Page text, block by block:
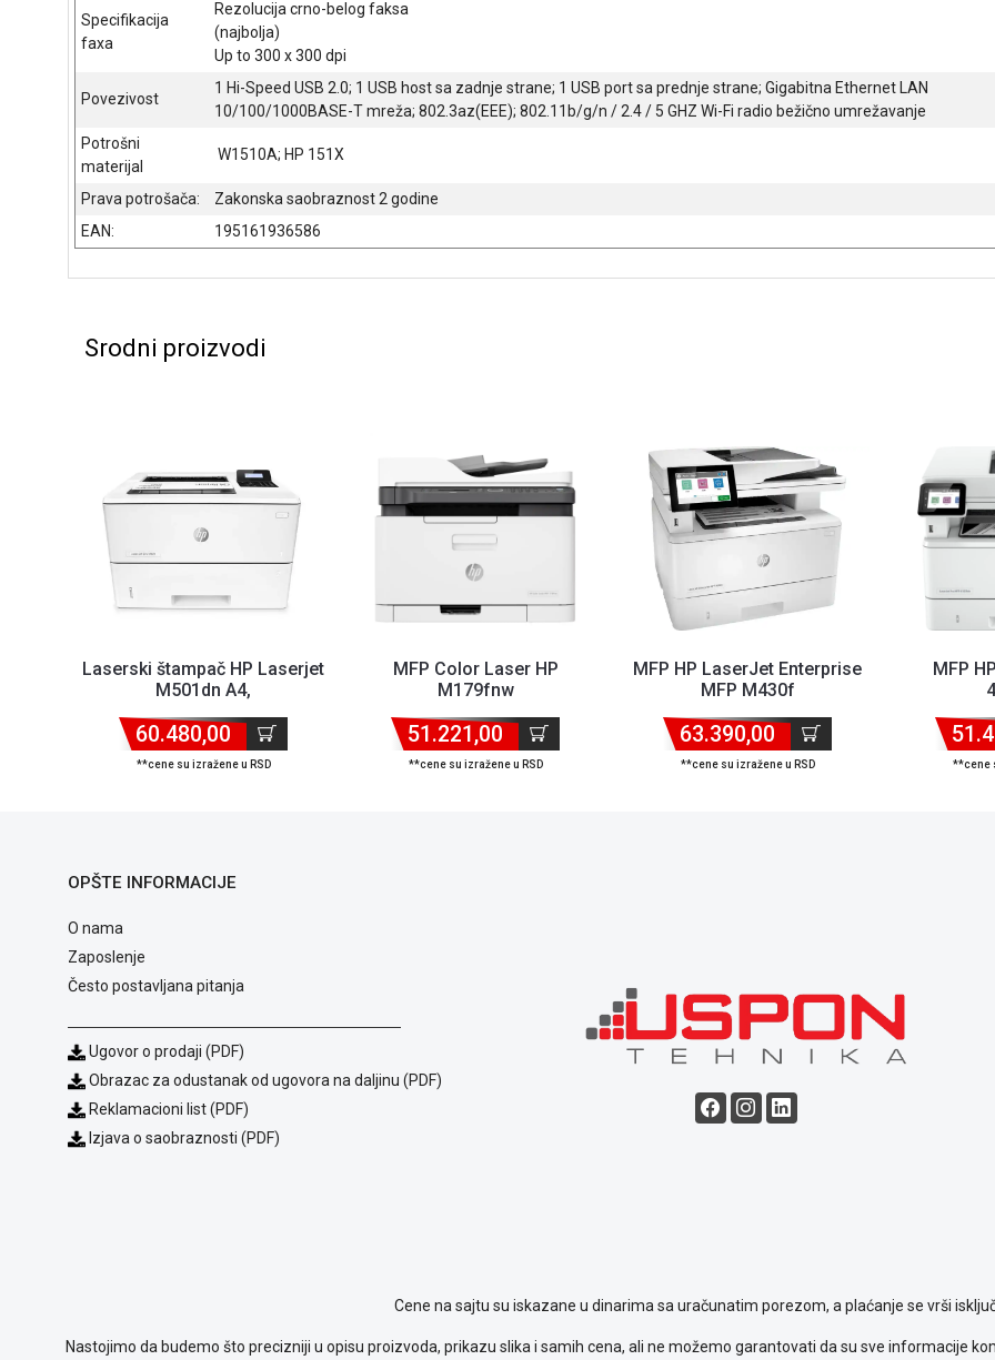
Specifikacija
faxa
Rezolucija crno-belog faksa
(najbolja)
Up to 300 x 300 dpi
Povezivost
1 Hi-Speed USB 2.0; 1 USB host sa zadnje strane; 1 USB port sa prednje strane; Gigabitna Ethernet LAN
10/100/1000BASE-T mreža; 802.3az(EEE); 802.11b/g/n / 2.4 / 5 GHZ Wi-Fi radio bežično umrežavanje
Potrošni
materijal
W1510A; HP 151X
Prava potrošača:
Zakonska saobraznost 2 godine
EAN:
195161936586
Srodni proizvodi
Laserski štampač HP Laserjet
M501dn A4,
60.480,00
**cene su izražene u RSD
MFP Color Laser HP
M179fnw
...
51.221,00
**cene su izražene u RSD
MFP HP LaserJet Enterprise
MFP M430f
...
63.390,00
**cene su izražene u RSD
MFP
**cene
OPŠTE INFORMACIJE
O nama
Zaposlenje
Često postavljana pitanja
Ugovor o prodaji (PDF)
Obrazac za odustanak od ugovora na daljinu (PDF)
Reklamacioni list (PDF)
Izjava o saobraznosti (PDF)
Cene na sajtu su iskazane u dinarima sa uračunatim porezom, a plaćanje se vrši
Nastojimo da budemo što precizniji u opisu proizvoda, prikazu slika i samih cena, ali ne možemo garantovati da su sve informacije